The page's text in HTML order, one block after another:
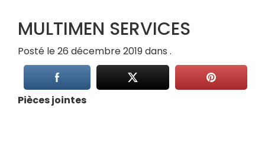
MULTIMEN SERVICES
Posté le 26 décembre 2019 dans .
Pièces jointes